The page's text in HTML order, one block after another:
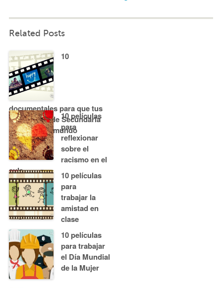
Related Posts
10
documentales para que tus
estudiantes de Secundaria
entiendan el mundo
10 películas
para
reflexionar
sobre el
racismo en el
aula
10 películas
para
trabajar la
amistad en
clase
10 películas
para trabajar
el Día Mundial
de la Mujer